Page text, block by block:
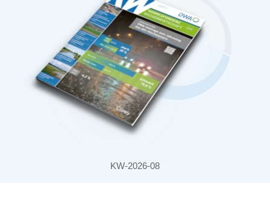
KW-2026-08